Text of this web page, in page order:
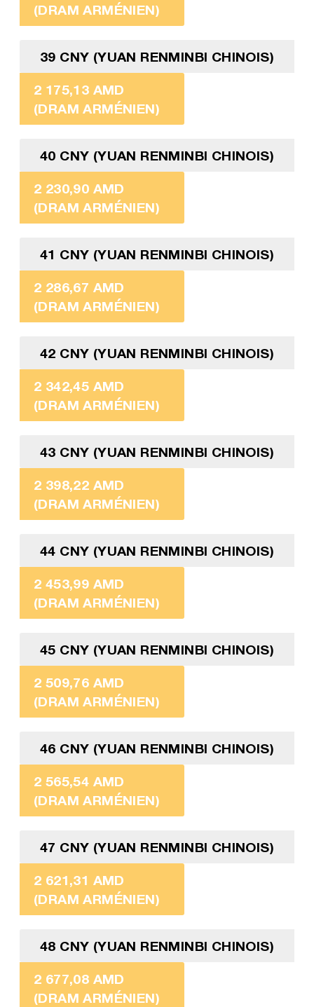
(DRAM ARMÉNIEN)
39 CNY (YUAN RENMINBI CHINOIS)
2 175,13 AMD
(DRAM ARMÉNIEN)
40 CNY (YUAN RENMINBI CHINOIS)
2 230,90 AMD
(DRAM ARMÉNIEN)
41 CNY (YUAN RENMINBI CHINOIS)
2 286,67 AMD
(DRAM ARMÉNIEN)
42 CNY (YUAN RENMINBI CHINOIS)
2 342,45 AMD
(DRAM ARMÉNIEN)
43 CNY (YUAN RENMINBI CHINOIS)
2 398,22 AMD
(DRAM ARMÉNIEN)
44 CNY (YUAN RENMINBI CHINOIS)
2 453,99 AMD
(DRAM ARMÉNIEN)
45 CNY (YUAN RENMINBI CHINOIS)
2 509,76 AMD
(DRAM ARMÉNIEN)
46 CNY (YUAN RENMINBI CHINOIS)
2 565,54 AMD
(DRAM ARMÉNIEN)
47 CNY (YUAN RENMINBI CHINOIS)
2 621,31 AMD
(DRAM ARMÉNIEN)
48 CNY (YUAN RENMINBI CHINOIS)
2 677,08 AMD
(DRAM ARMÉNIEN)